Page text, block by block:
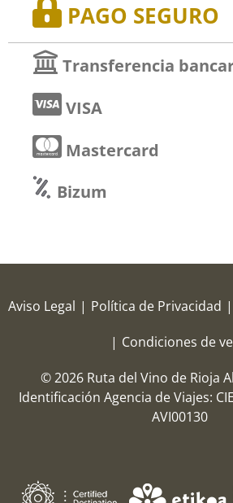
PAGO SEGURO
Transferencia
VISA
Mastercard
Bizum
Aviso Legal | Política de Privacidad |
| Condiciones de
© 2026 Ruta del Vino de Rioja
Identificación Agencia de Viajes:
AVI00130